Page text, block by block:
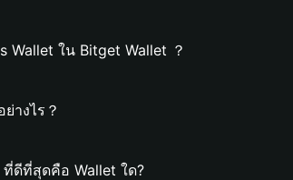
Wallet ใน Bitget Wallet ？
างไร？
ที่ดีที่สุดคือ Wallet ใด?